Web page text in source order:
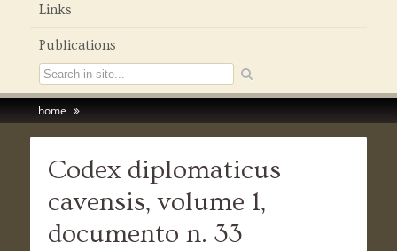
Links
Publications
home
Codex diplomaticus
cavensis, volume 1,
documento n. 33